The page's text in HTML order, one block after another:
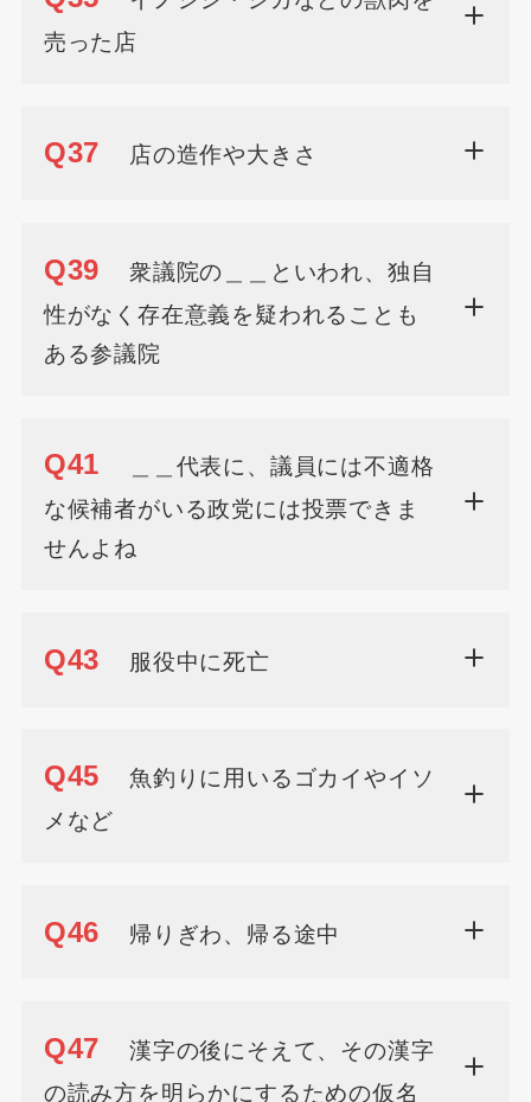
売った店
Q37 店の造作や大きさ
Q39
衆議院の＿＿といわれ、独自
性がなく存在意義を疑われることも
ある参議院
Q41
＿＿代表に、議員には不適格
な候補者がいる政党には投票できま
せんよね
Q43 服役中に死亡
Q45
魚釣りに用いるゴカイやイソ
メなど
Q46 帰りぎわ、帰る途中
Q47
漢字の後にそえて、その漢字
の読み方を明らかにするための仮名